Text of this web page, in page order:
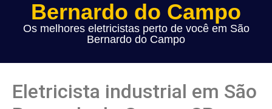
Bernardo do Campo
Os melhores eletricistas perto de você em São
Bernardo do Campo
Eletricista industrial em São